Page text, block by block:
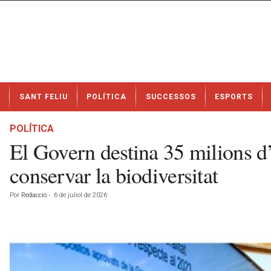
t
SANT FELIU POLÍTICA SUCCESSOS ESPORTS
POLÍTICA
El Govern destina 35 milions
conservar la biodiversitat
Por Redacció - 6 de juliol de 2026